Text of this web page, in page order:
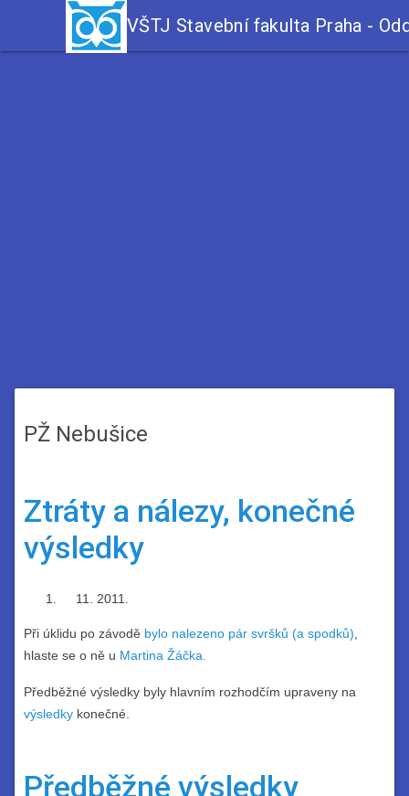
VŠTJ Stavební fakulta Praha -
PŽ Nebušice
Ztráty a nálezy, konečné
výsledky
2011.
Při úklidu po závodě bylo nalezeno pár svršků (a spodků),
hlaste se o ně u Martina Žáčka.
Předběžné výsledky byly hlavním rozhodčím upraveny na
výsledky konečné.
Předběžné výsledky